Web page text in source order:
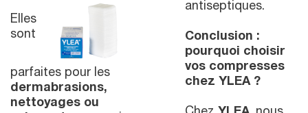
Elles
sont
parfaites pour les
dermabrasions,
nettoyages ou
antiseptiques.
Conclusion :
pourquoi choisir
vos compresses
chez YLEA ?